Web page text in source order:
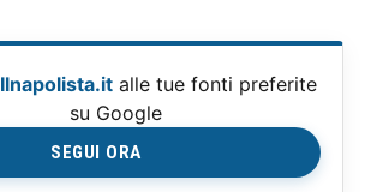
Ilnapolista.it alle tue fonti preferite
su Google
SEGUI ORA